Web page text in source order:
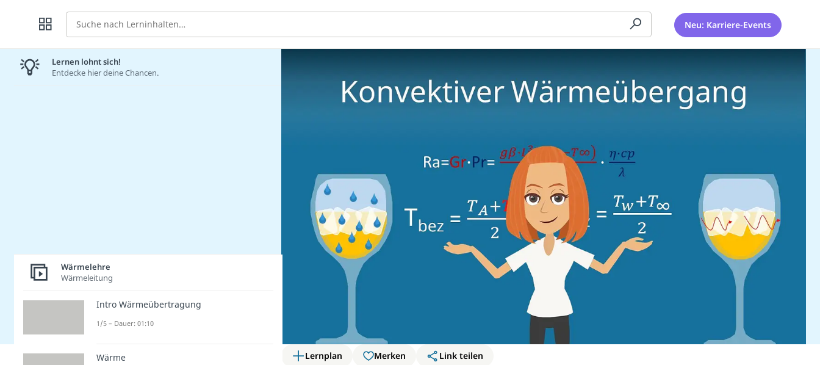
Suche Neu: Karriere-Events
Lernplan Merken
Link teilen
Lernen lohnt sich!
Entdecke hier deine Chancen.
Wärmelehre
Wärmeleitung
Intro Wärmeübertragung
1/5 – Dauer: 01:10
Wärme